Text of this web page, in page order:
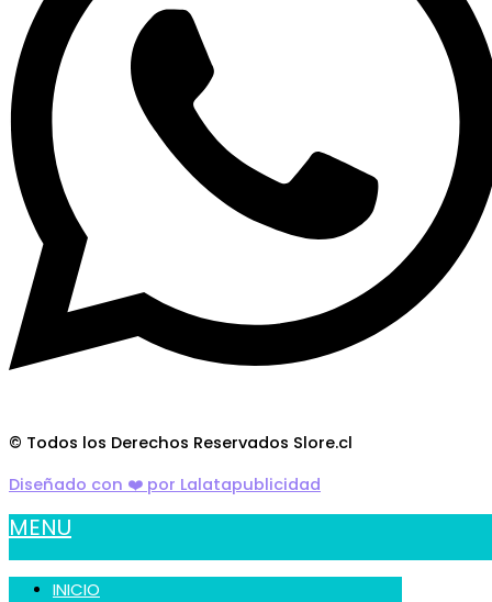
© Todos los Derechos Reservados Slore.cl
Diseñado con ❤️ por Lalatapublicidad
MENU
INICIO